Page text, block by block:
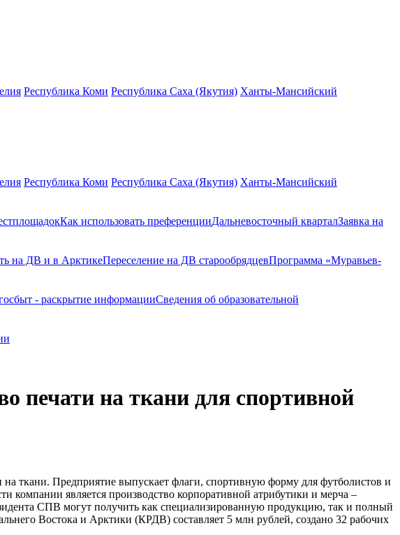
Республика Коми Республика Саха (Якутия) Ханты-Мансийский
Республика Коми Республика Саха (Якутия) Ханты-Мансийский
Как использовать преференцииДальневосточный кварталЗаявка на
на ДВ и в АрктикеПереселение на ДВ старообрядцевПрограмма «Муравьев-
- раскрытие информацииСведения об образовательной
печати на ткани для спортивной
ткани. Предприятие выпускает флаги, спортивную форму для футболистов и
является производство корпоративной атрибутики и мерча –
СПВ могут получить как специализированную продукцию, так и полный
Востока и Арктики (КРДВ) составляет 5 млн рублей, создано 32 рабочих